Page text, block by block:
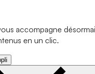
accompagne
en un clic.